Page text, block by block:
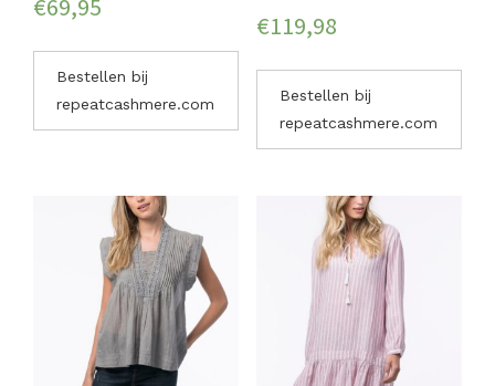
Bestellen bij
repeatcashmere.com
€119,98
Bestellen bij
repeatcashmere.com